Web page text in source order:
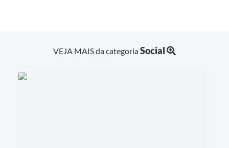
VEJA MAIS da categoriaSocial